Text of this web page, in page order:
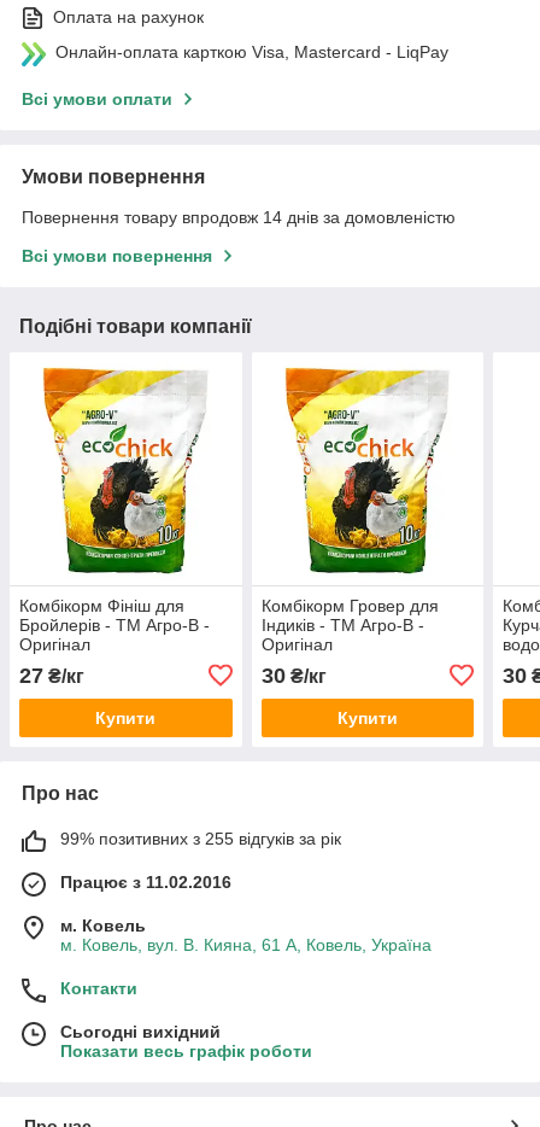
Оплата на рахунок
Онлайн-оплата карткою Visa, Mastercard - LiqPay
Всі умови оплати
Умови повернення
Повернення товару впродовж 14 днів за домовленістю
Всі умови повернення
Подібні товари компанії
Комбікорм Фініш для
Бройлерів - ТМ Агро-В -
Оригінал
27 ₴/кг
Купити
Комбікорм Гровер для
Індиків - ТМ Агро-В -
Оригінал
30₴/кг
Купити
30
Про нас
99% позитивних з 255 відгуків за рік
Працює з 11.02.2016
м. Ковель
м. Ковель, вул. В. Кияна, 61 А, Ковель, Україна
Контакти
Сьогодні вихідний
Показати весь графік роботи